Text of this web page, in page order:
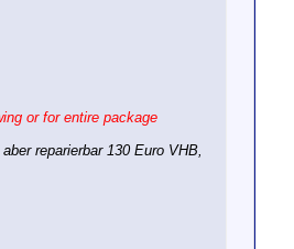
or for entire package
reparierbar 130 Euro VHB,